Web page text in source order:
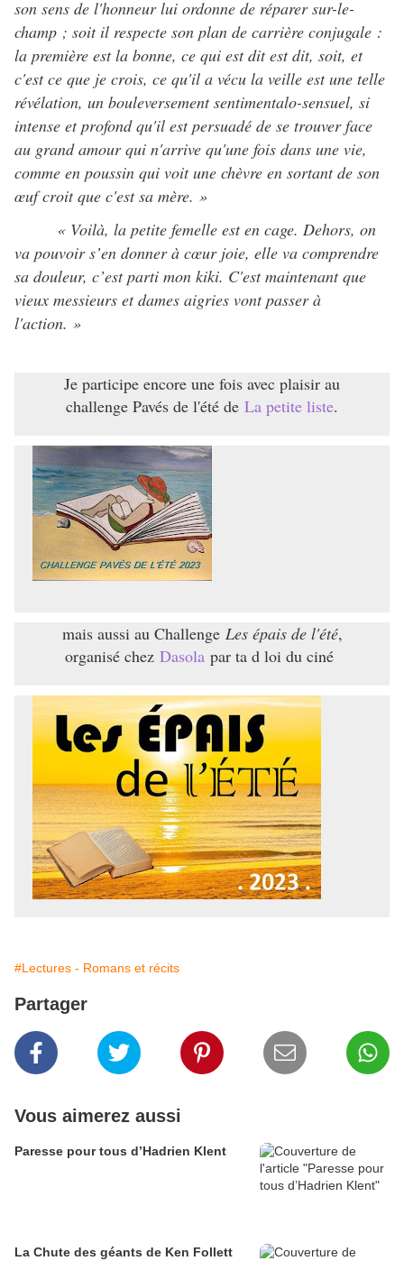
son sens de l'honneur lui ordonne de réparer sur-le-
champ ; soit il respecte son plan de carrière conjugale :
la première est la bonne, ce qui est dit est dit, soit, et
c'est ce que je crois, ce qu'il a vécu la veille est une telle
révélation, un bouleversement sentimentalo-sensuel, si
intense et profond qu'il est persuadé de se trouver face
au grand amour qui n'arrive qu'une fois dans une vie,
comme en poussin qui voit une chèvre en sortant de son
œuf croit que c'est sa mère. »
« Voilà, la petite femelle est en cage. Dehors, on
va pouvoir s’en donner à cœur joie, elle va comprendre
sa douleur, c’est parti mon kiki. C'est maintenant que
vieux messieurs et dames aigries vont passer à
l'action. »
Je participe encore une fois avec plaisir au
challenge Pavés de l'été de La petite liste.
mais aussi au Challenge Les épais de l'été,
organisé chez Dasola par ta d loi du ciné
#Lectures - Romans et récits
Partager
Vous aimerez aussi
Paresse pour tous d’Hadrien Klent
La Chute des géants de Ken Follett